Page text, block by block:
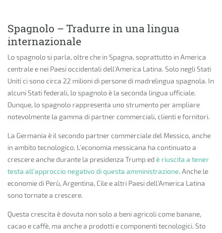
Spagnolo – Tradurre in una lingua
internazionale
Lo spagnolo si parla, oltre che in Spagna, soprattutto in America
centrale e nei Paesi occidentali dell’America Latina. Solo negli Stati
Uniti ci sono circa 22 milioni di persone di madrelingua spagnola. In
alcuni Stati federali, lo spagnolo è la seconda lingua ufficiale.
Dunque, lo spagnolo rappresenta uno strumento per ampliare
notevolmente la gamma di partner commerciali, clienti e fornitori.
La Germania è il secondo partner commerciale del Messico, anche
in ambito tecnologico. L’economia messicana ha continuato a
crescere anche durante la presidenza Trump ed è riuscita a tener
testa all’approccio negativo di questa amministrazione. Anche le
economie di Perù, Argentina, Cile e altri Paesi dell’America Latina
sono tornate a crescere.
Questa crescita è dovuta non solo a beni agricoli come banane,
cacao e caffè, ma anche a prodotti e componenti tecnologici. Sto